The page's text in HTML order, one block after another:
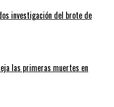
investigación del brote de
las primeras muertes en